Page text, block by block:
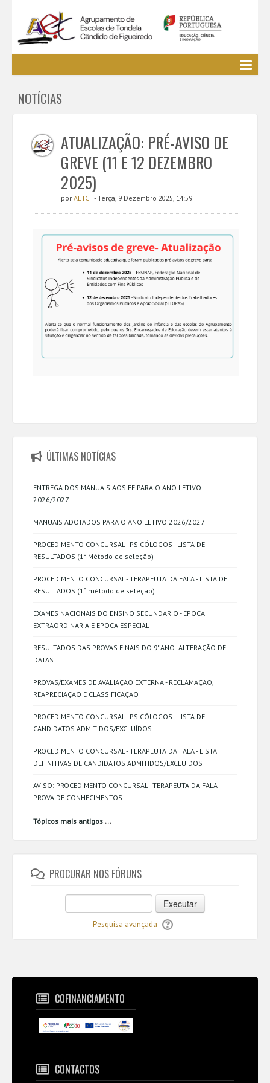
EE / Alunos
Cursos Profissionais
Bibliotecas
Media AETCF
Legislação
NOTÍCIAS
ATUALIZAÇÃO: PRÉ-AVISO DE
GREVE (11 E 12 DEZEMBRO
2025)
por AETCF- Terça, 9 Dezembro 2025, 14:59
ÚLTIMAS NOTÍCIAS
ENTREGA DOS MANUAIS AOS EE PARA O ANO LETIVO
2026/2027
MANUAIS ADOTADOS PARA O ANO LETIVO 2026/2027
PROCEDIMENTO CONCURSAL - PSICÓLOGOS - LISTA DE
RESULTADOS (1º Método de seleção)
PROCEDIMENTO CONCURSAL - TERAPEUTA DA FALA - LISTA DE
RESULTADOS (1º método de seleção)
EXAMES NACIONAIS DO ENSINO SECUNDÁRIO - ÉPOCA
EXTRAORDINÁRIA E ÉPOCA ESPECIAL
RESULTADOS DAS PROVAS FINAIS DO 9ºANO- ALTERAÇÃO DE
DATAS
PROVAS/EXAMES DE AVALIAÇÃO EXTERNA - RECLAMAÇÃO,
REAPRECIAÇÃO E CLASSIFICAÇÃO
PROCEDIMENTO CONCURSAL - PSICÓLOGOS - LISTA DE
CANDIDATOS ADMITIDOS/EXCLUÍDOS
PROCEDIMENTO CONCURSAL - TERAPEUTA DA FALA - LISTA
DEFINITIVAS DE CANDIDATOS ADMITIDOS/EXCLUÍDOS
AVISO: PROCEDIMENTO CONCURSAL - TERAPEUTA DA FALA -
PROVA DE CONHECIMENTOS
Tópicos mais antigos ...
PROCURAR NOS FÓRUNS
Executar
Pesquisa avançada
COFINANCIAMENTO
CONTACTOS